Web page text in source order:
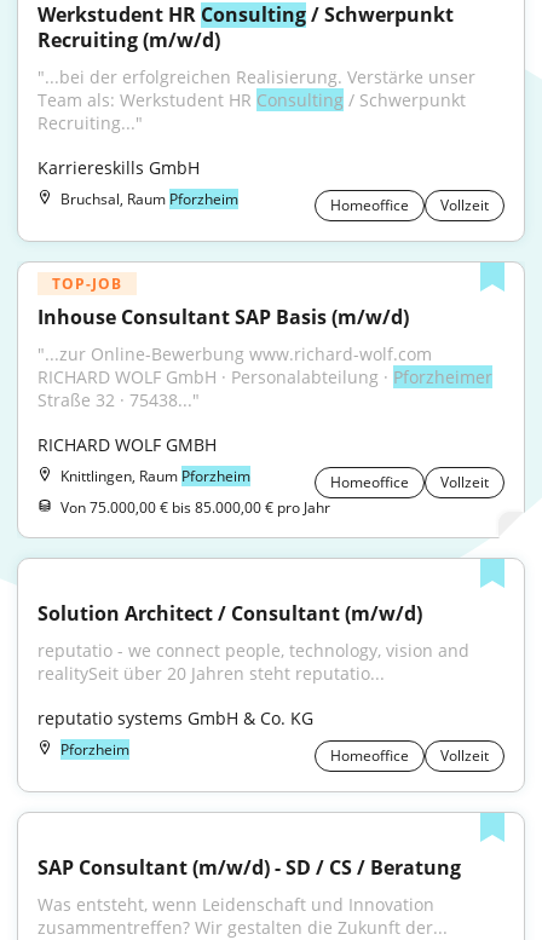
Werkstudent HR Consulting / Schwerpunkt
Recruiting (m/w/d)
"...bei der erfolgreichen Realisierung. Verstärke unser
Team als: Werkstudent HR Consulting / Schwerpunkt
Recruiting..."
Karriereskills GmbH
Bruchsal, Raum Pforzheim Homeoffice Vollzeit
TOP-JOB
Inhouse Consultant SAP Basis (m/w/d)
"...zur Online-Bewerbung www.richard-wolf.com
RICHARD WOLF GmbH · Personalabteilung · Pforzheimer
Straße 32 · 75438..."
RICHARD WOLF GMBH
Knittlingen, Raum Pforzheim Homeoffice
Vollzeit
Von 75.000,00 € bis 85.000,00 € pro Jahr
Solution Architect / Consultant (m/w/d)
reputatio - we connect people, technology, vision and
realitySeit über 20 Jahren steht reputatio...
reputatio systems GmbH & Co. KG
Pforzheim Homeoffice Vollzeit
SAP Consultant (m/w/d) - SD / CS / Beratung
Was entsteht, wenn Leidenschaft und Innovation
zusammentreffen? Wir gestalten die Zukunft der...